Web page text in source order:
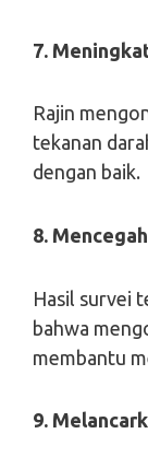
7.
Rajin
tekanan
dengan baik.
8.
Hasil survei
bahwa
membantu
9.